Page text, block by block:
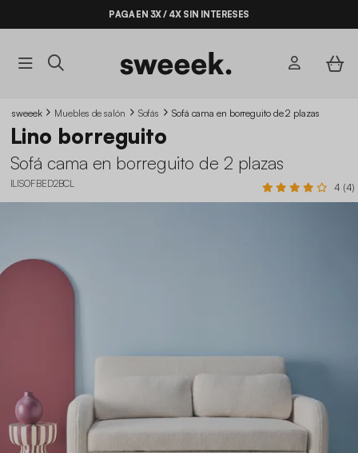
PAGA EN 3X / 4X SIN INTERESES
sweeek Muebles de salón Sofás Sofá cama en borreguito de 2 plazas
Lino borreguito
Sofá cama en borreguito de 2 plazas
ILISOFBED2BCL 4 (4)